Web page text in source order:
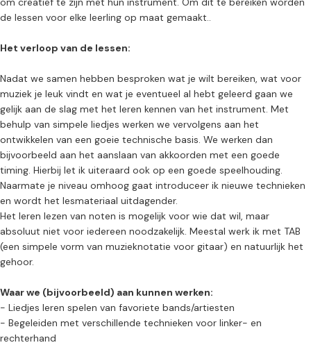
de lessen voor elke leerling op maat gemaakt..
Het verloop van de lessen:
Nadat we samen hebben besproken wat je wilt bereiken, wat voor
muziek je leuk vindt en wat je eventueel al hebt geleerd gaan we
gelijk aan de slag met het leren kennen van het instrument. Met
behulp van simpele liedjes werken we vervolgens aan het
ontwikkelen van een goeie technische basis. We werken dan
bijvoorbeeld aan het aanslaan van akkoorden met een goede
timing. Hierbij let ik uiteraard ook op een goede speelhouding.
Naarmate je niveau omhoog gaat introduceer ik nieuwe technieken
en wordt het lesmateriaal uitdagender.
Het leren lezen van noten is mogelijk voor wie dat wil, maar
absoluut niet voor iedereen noodzakelijk. Meestal werk ik met TAB
(een simpele vorm van muzieknotatie voor gitaar) en natuurlijk het
gehoor.
Waar we (bijvoorbeeld) aan kunnen werken:
- Liedjes leren spelen van favoriete bands/artiesten
- Begeleiden met verschillende technieken voor linker- en
rechterhand